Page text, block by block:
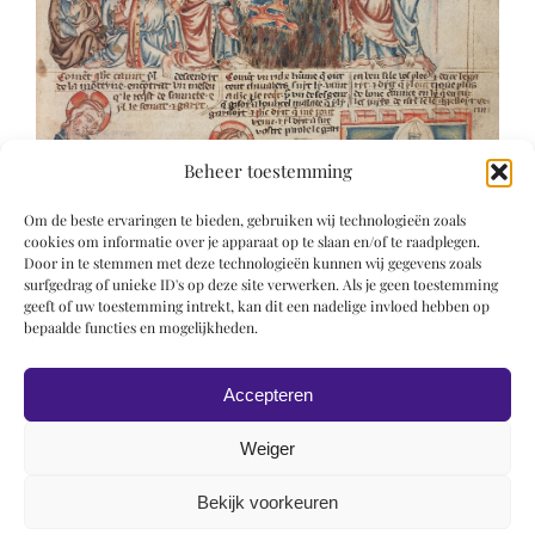
Beheer toestemming
Om de beste ervaringen te bieden, gebruiken wij technologieën zoals
cookies om informatie over je apparaat op te slaan en/of te raadplegen.
Door in te stemmen met deze technologieën kunnen wij gegevens zoals
surfgedrag of unieke ID's op deze site verwerken. Als je geen toestemming
geeft of uw toestemming intrekt, kan dit een nadelige invloed hebben op
bepaalde functies en mogelijkheden.
Accepteren
Weiger
Bekijk voorkeuren